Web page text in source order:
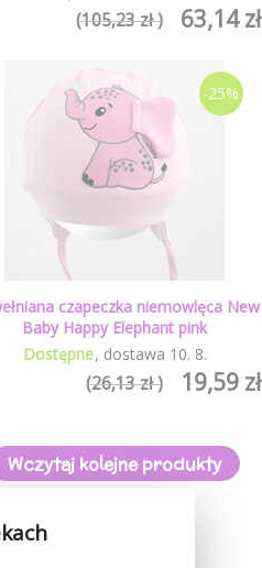
63,14 zł
(105,23 zł )
-25%
czapeczka niemowlęca New
Baby Happy Elephant pink
Dostępne dostawa 10. 8.
19,59 zł
(26,13 zł )
Wczytaj kolejne produkty